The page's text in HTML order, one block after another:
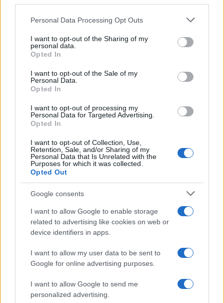
Please note that this website/app uses one or more Google
not limited to your visit or usage behaviour. You may click to
grant or deny consent to Google and its third-party tags to
use your data for below specified purposes in below Google
consent section.
Personal Data Processing Opt Outs
I want to opt-out of the Sharing of my
personal data.
Opted In
I want to opt-out of the Sale of my
Personal Data.
Opted In
I want to opt-out of processing my
Personal Data for Targeted Advertising.
Opted In
I want to opt-out of Collection, Use,
Retention, Sale, and/or Sharing of my
Personal Data that Is Unrelated with the
Purposes for which it was collected.
Opted Out
Google consents
I want to allow Google to enable storage
related to advertising like cookies on web or
device identifiers in apps.
I want to allow my user data to be sent to
Google for online advertising purposes.
I want to allow Google to send me
personalized advertising.
17:4720.06.25
ΕΛΓΑ: Υπεγράφη η σύμβαση για την χαλαζική
16:3508.11.24